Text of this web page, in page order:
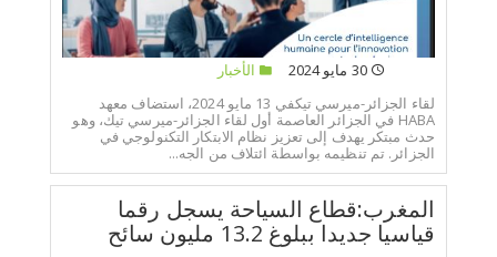
30 مايو 2024
الأخبار
لقاء الجزائر-ميرسي تيكفي 13 مايو 2024، استضاف معهد
HABA في الجزائر العاصمة أول لقاء الجزائر-ميرسي تيك، وهو
حدث مبتكر يهدف إلى تعزيز نظام الابتكار التكنولوجي في
الجزائر. تم تنظيمه بواسطة ائتلاف من الجه...
المغرب:قطاع السياحة يسجل رقما
قياسيا جديدا ببلوغ 13.2 مليون سائح